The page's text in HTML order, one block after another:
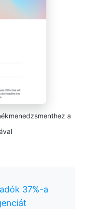
a
37%-a